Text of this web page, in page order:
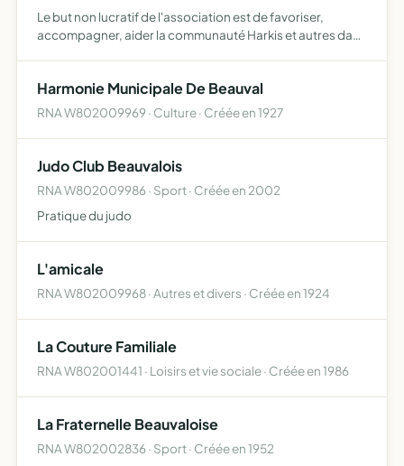
Le but non lucratif de l'association est de favoriser,
accompagner, aider la communauté Harkis et autres dans
Harmonie Municipale De Beauval
RNA W802009969 · Culture · Créée en 1927
Judo Club Beauvalois
RNA W802009986 · Sport · Créée en 2002
Pratique du judo
L'amicale
RNA W802009968 · Autres et divers · Créée en 1924
La Couture Familiale
RNA W802001441 · Loisirs et vie sociale · Créée en 1986
La Fraternelle Beauvaloise
RNA W802002836 · Sport · Créée en 1952